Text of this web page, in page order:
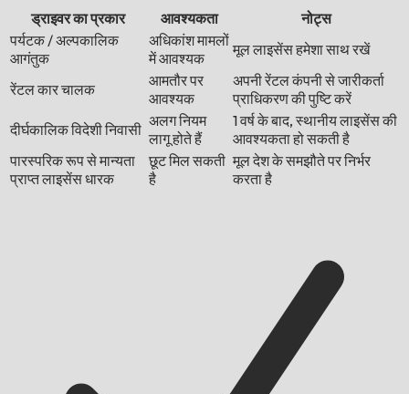
ड्राइवर का प्रकार
आवश्यकता
नोट्स
पर्यटक / अल्पकालिक
आगंतुक
अधिकांश मामलों
में आवश्यक
मूल लाइसेंस हमेशा साथ रखें
रेंटल कार चालक
आमतौर पर
आवश्यक
अपनी रेंटल कंपनी से जारीकर्ता
प्राधिकरण की पुष्टि करें
दीर्घकालिक विदेशी निवासी अलग नियम
लागू होते हैं
1 वर्ष के बाद, स्थानीय लाइसेंस की
आवश्यकता हो सकती है
पारस्परिक रूप से मान्यता
प्राप्त लाइसेंस धारक
छूट मिल सकती
है
मूल देश के समझौते पर निर्भर
करता है